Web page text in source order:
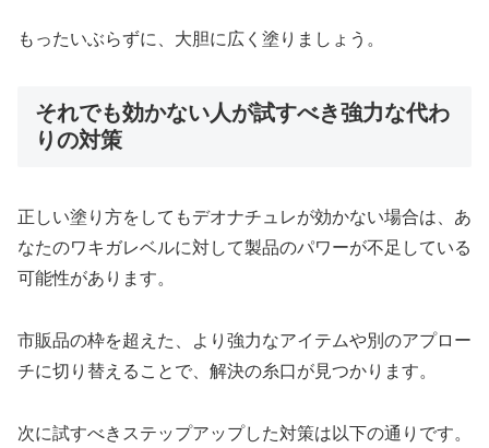
もったいぶらずに、大胆に広く塗りましょう。
それでも効かない人が試すべき強力な代わ
りの対策
正しい塗り方をしてもデオナチュレが効かない場合は、あ
なたのワキガレベルに対して製品のパワーが不足している
可能性があります。
市販品の枠を超えた、より強力なアイテムや別のアプロー
チに切り替えることで、解決の糸口が見つかります。
次に試すべきステップアップした対策は以下の通りです。